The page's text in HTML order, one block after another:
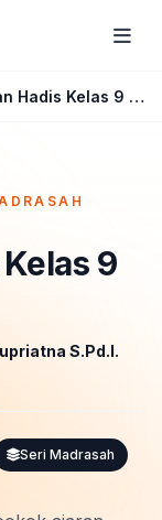
Al-Qur'an dan Hadis Kelas 9 KBC
9
S.Pd.I.
Seri Madrasah